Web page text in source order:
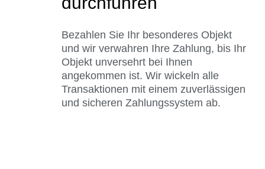
Bezahlen Sie Ihr besonderes Objekt
und wir verwahren Ihre Zahlung, bis Ihr
Objekt unversehrt bei Ihnen
angekommen ist. Wir wickeln alle
Transaktionen mit einem zuverlässigen
und sicheren Zahlungssystem ab.